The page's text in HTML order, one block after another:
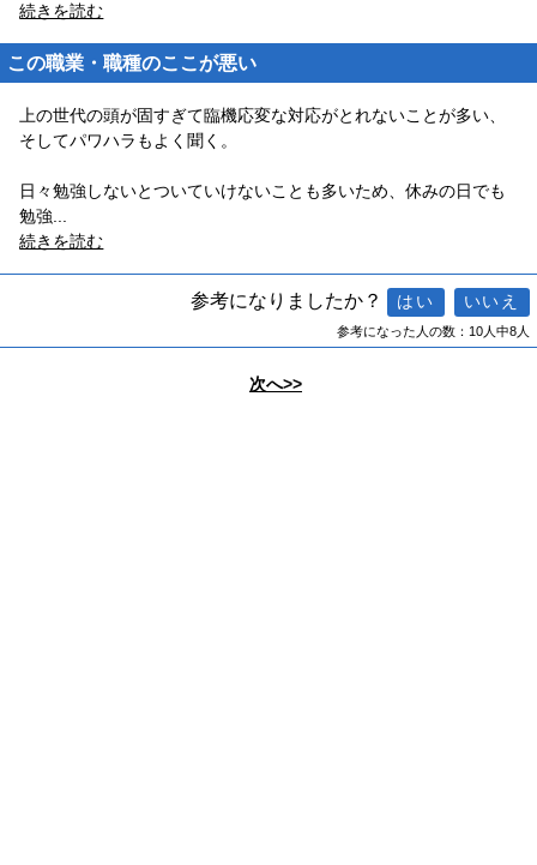
続きを読む
この職業・職種のここが悪い
上の世代の頭が固すぎて臨機応変な対応がとれないことが多い、
そしてパワハラもよく聞く。
日々勉強しないとついていけないことも多いため、休みの日でも
勉強
続きを読む
参考になりましたか？
参考になった人の数：10人中8人
次へ>>